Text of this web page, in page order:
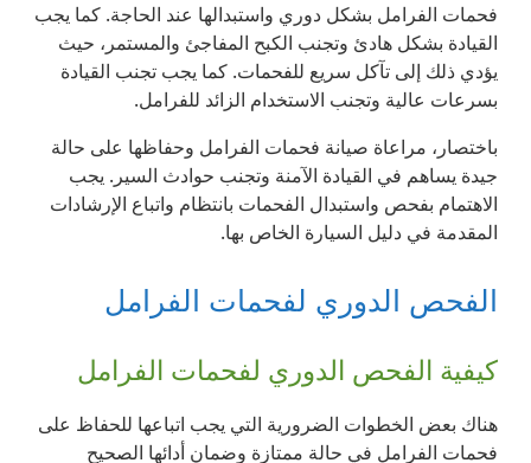
فحمات الفرامل بشكل دوري واستبدالها عند الحاجة. كما يجب
القيادة بشكل هادئ وتجنب الكبح المفاجئ والمستمر، حيث
يؤدي ذلك إلى تآكل سريع للفحمات. كما يجب تجنب القيادة
بسرعات عالية وتجنب الاستخدام الزائد للفرامل.
باختصار، مراعاة صيانة فحمات الفرامل وحفاظها على حالة
جيدة يساهم في القيادة الآمنة وتجنب حوادث السير. يجب
الاهتمام بفحص واستبدال الفحمات بانتظام واتباع الإرشادات
المقدمة في دليل السيارة الخاص بها.
الفحص الدوري لفحمات الفرامل
كيفية الفحص الدوري لفحمات الفرامل
هناك بعض الخطوات الضرورية التي يجب اتباعها للحفاظ على
فحمات الفرامل في حالة ممتازة وضمان أدائها الصحيح